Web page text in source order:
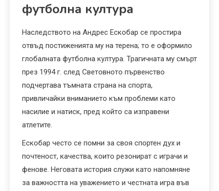
футболна култура
Наследството на Андрес Ескобар се простира
отвъд постиженията му на терена; то е оформило
глобалната футболна култура. Трагичната му смърт
през 1994 г. след Световното първенство
подчертава тъмната страна на спорта,
привличайки вниманието към проблеми като
насилие и натиск, пред който са изправени
атлетите.
Ескобар често се помни за своя спортен дух и
почтеност, качества, които резонират с играчи и
фенове. Неговата история служи като напомняне
за важността на уважението и честната игра във